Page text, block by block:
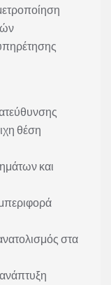
θέση
και
στα